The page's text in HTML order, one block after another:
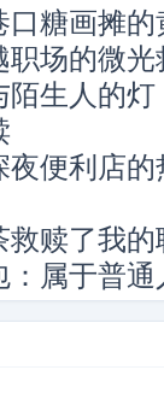
口糖画摊的
职场的微光
陌生人的灯
夜便利店的
赎了我的
属于普